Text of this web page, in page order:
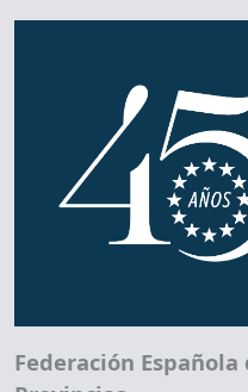
Federación